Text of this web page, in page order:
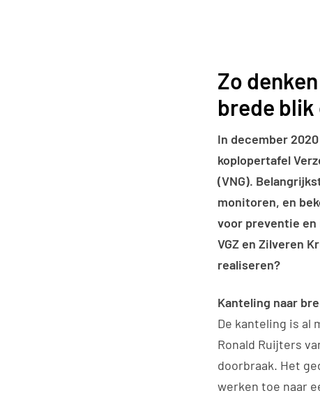
Zo
brede blik
In december
koplopertafel
(VNG).
monitoren, en
voor preventie en
VGZ en Zilveren
realiseren?
Kanteling naar
De kanteling is al
Ronald Ruijters
doorbraak. Het
werken toe naar